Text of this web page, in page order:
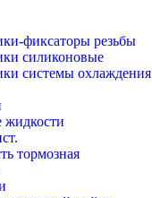
фиксаторы резьбы
силиконовые
системы охлаждения
жидкости
тормозная